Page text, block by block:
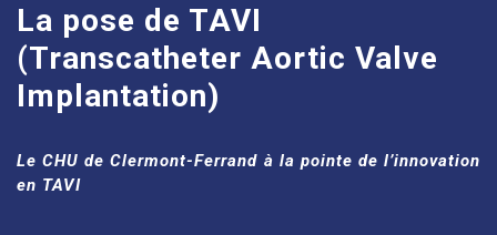
La pose de TAVI
(Transcatheter Aortic Valve
Implantation)
Le CHU de Clermont-Ferrand à la pointe de l’innovation
en TAVI